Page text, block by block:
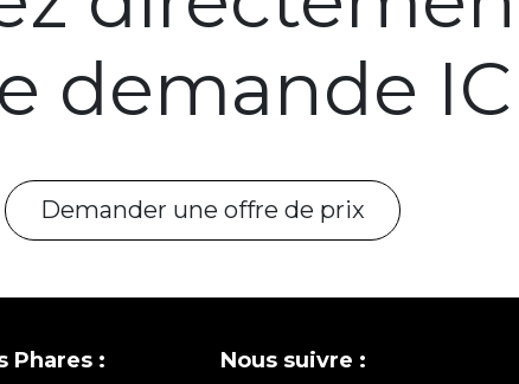
demande
Demander une offre de prix
Phares : Nous suivre :